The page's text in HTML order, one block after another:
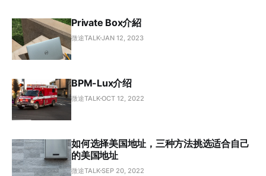
Private Box介紹
微途TALKJAN 12, 2023
BPM-Lux介绍
微途TALKOCT 12, 2022
如何选择美国地址，三种方法挑选适合自己
的美国地址
微途TALKSEP 20, 2022